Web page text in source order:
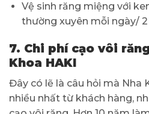
Vệ sinh răng miệng với
thường xuyên mỗi ngày/ 2
7. Chi phí cạo vôi
Khoa HAKI
Đây có lẽ là câu hỏi mà Nha
nhiều nhất từ khách hàng,